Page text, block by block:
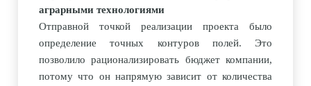
аграрными технологиями
Отправной точкой реализации проекта было
определение точных контуров полей. Это
позволило рационализировать бюджет компании,
потому что он напрямую зависит от количества